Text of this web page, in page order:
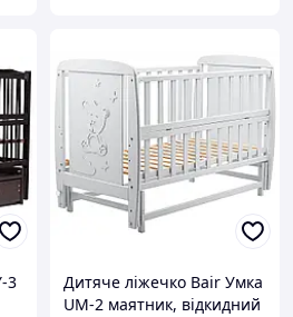
3
Дитяче ліжечко Bair Умка
UM-2 маятник, відкидний